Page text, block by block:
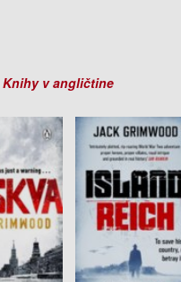
Knihy v angličtine